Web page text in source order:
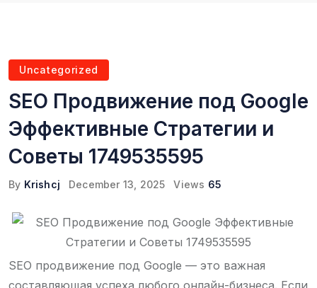
Uncategorized
SEO Продвижение под Google
Эффективные Стратегии и
Советы 1749535595
By Krishcj December 13, 2025 Views 65
SEO продвижение под Google — это важная
составляющая успеха любого онлайн-бизнеса. Если